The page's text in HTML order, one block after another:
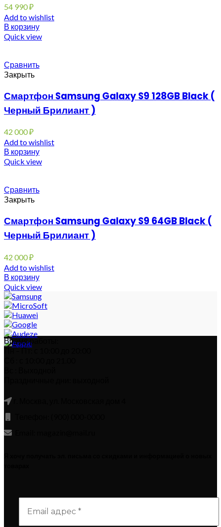
54 990₽
Add to wishlist
В корзину
Quick view
Сравнить
Закрыть
Смартфон Samsung Galaxy S9 128GB Black (
Черный Брилиант )
42 000₽
Add to wishlist
В корзину
Quick view
Сравнить
Закрыть
Смартфон Samsung Galaxy S9 64GB Black (
Черный Брилиант )
42 000₽
Add to wishlist
В корзину
Quick view
Время работы:
Пн – Пт: с 10:00 до 20:00